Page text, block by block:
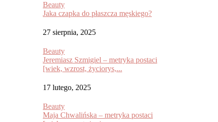
Beauty
Jaka czapka do płaszcza męskiego?
27 sierpnia, 2025
Beauty
Jeremiasz Szmigiel – metryka postaci
[wiek, wzrost, życiorys,...
17 lutego, 2025
Beauty
Maja Chwalińska – metryka postaci